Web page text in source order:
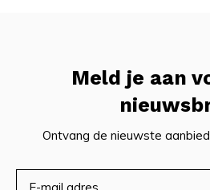
Meld je aan
Ontvang de nieuwste